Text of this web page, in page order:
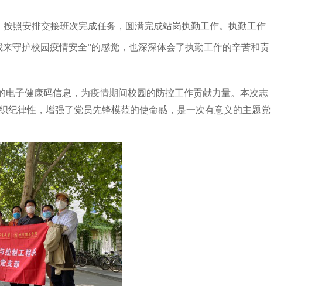
照安排交接班次完成任务，圆满完成站岗执勤工作。执勤工作
守护校园疫情安全”的感觉，也深深体会了执勤工作的辛苦和责
子健康码信息，为疫情期间校园的防控工作贡献力量。本次志
纪律性，增强了党员先锋模范的使命感，是一次有意义的主题党